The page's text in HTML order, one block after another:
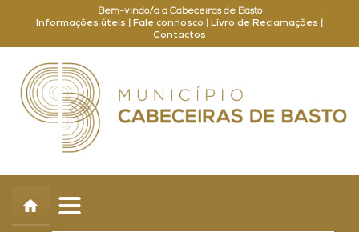
Bem-vindo/a a Cabeceiras de Basto
Informações úteis
Fale connosco Livro de Reclamações
Contactos